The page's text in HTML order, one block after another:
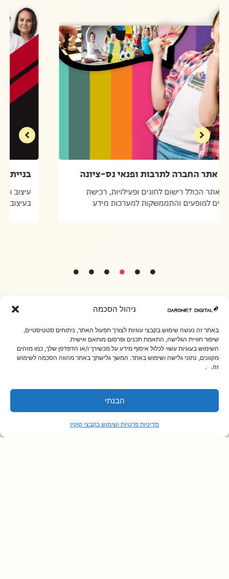
ניהול הסכמה
באתר זה נעשה שימוש בקבצי עוגיות לצורך תפעול האתר, ניתוחים סטטיסטיים,
שיפור חוויית הגלישה, התאמת תכנים ופרסום מותאם אישית.
השימוש בעוגיות עשוי לכלול איסוף מידע על מכשירך ו/או הדפדפן שלך, כמו מזהים
מקוונים, נתוני גלישה ושימוש באתר. המשך גלישתך באתר מהווה הסכמה לשימוש
זה. .
הבנתי
מדיניות פרטיות ושימוש בקבצי קוקיז
בניית אתר החברה לתרבות ופנאי נס-ציונה
פיתוח אתר הכולל רישום לחוגים ופעילויות, רכישת
כרטיסים למופעים והתממשקות למערכות מידע